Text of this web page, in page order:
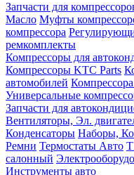
Запчасти для
Масло Муфты
компрессора
ремкомплекты
Компрессоры для
Компрессоры KTC Parts
автомобилей
Универсальные
Запчасти для
Вентиляторы, Эл.
Конденсаторы Наборы,
Ремни Термостаты Авто
салонный
Инструменты авто